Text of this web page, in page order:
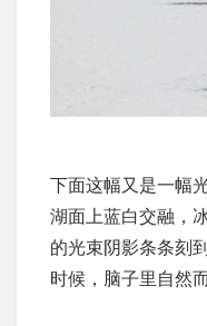
下面这幅又是一幅
湖面上蓝白交融，
的光束阴影条条刻
时候，脑子里自然